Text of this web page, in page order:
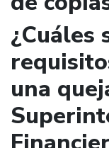
¿Cuáles
una